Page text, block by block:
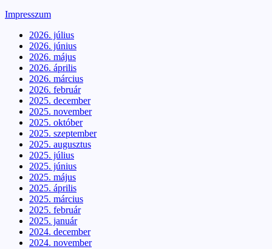
Impresszum
2026. július
2026. június
2026. május
2026. április
2026. március
2026. február
2025. december
2025. november
2025. október
2025. szeptember
2025. augusztus
2025. július
2025. június
2025. május
2025. április
2025. március
2025. február
2025. január
2024. december
2024. november